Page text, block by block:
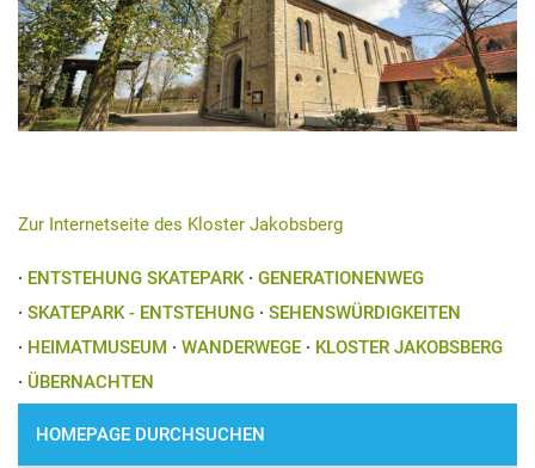
Zur Internetseite des Kloster Jakobsberg
· ENTSTEHUNG SKATEPARK · GENERATIONENWEG
· SKATEPARK - ENTSTEHUNG · SEHENSWÜRDIGKEITEN
· HEIMATMUSEUM · WANDERWEGE · KLOSTER JAKOBSBERG
· ÜBERNACHTEN
HOMEPAGE DURCHSUCHEN